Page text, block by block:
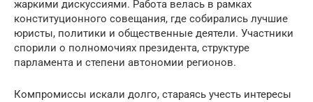
жаркими дискуссиями. Работа велась в рамках
конституционного совещания, где собирались лучшие
юристы, политики и общественные деятели. Участники
спорили о полномочиях президента, структуре
парламента и степени автономии регионов.
Компромиссы искали долго, стараясь учесть интересы